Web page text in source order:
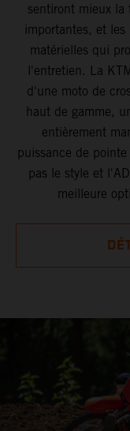
sentiront mieux la
importantes, et
matérielles qui
l'entretien. La
d'une moto de
haut de gamme,
entièrement
puissance de
pas le style et
meilleure